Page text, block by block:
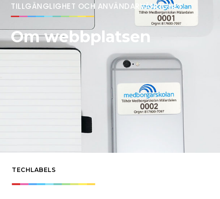
TILLGÄNGLIGHET OCH ANVÄNDARVÄNLIGHET
Om webbplatsen
TECHLABELS